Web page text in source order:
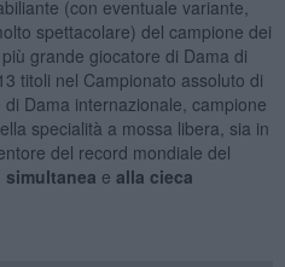
(con eventuale variante,
spettacolare) del campione dei
più grande giocatore di Dama di
titoli nel Campionato assoluto di
Dama internazionale, campione
specialità a mossa libera, sia in
del record mondiale del
simultanea e alla cieca